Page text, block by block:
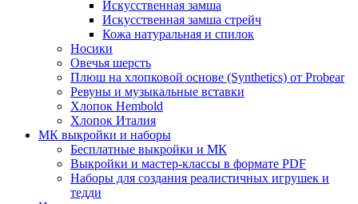
Искусственная замша
Искусственная замша стрейч
Кожа натуральная и спилок
Носики
Овечья шерсть
Плюш на хлопковой основе (Synthetics) от Probear
Ревуны и музыкальные вставки
Хлопок Hembold
Хлопок Италия
МК выкройки и наборы
Бесплатные выкройки и МК
Выкройки и мастер-классы в формате PDF
Наборы для создания реалистичных игрушек и
тедди